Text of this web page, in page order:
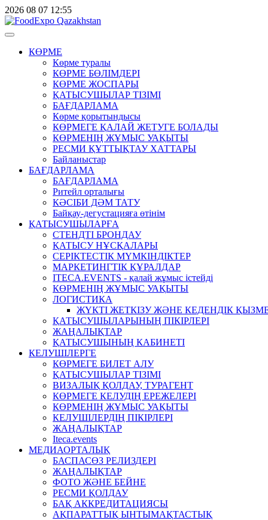
2026 08 07 12:55
КӨРМЕ
Көрме туралы
КӨРМЕ БӨЛІМДЕРІ
КӨРМЕ ЖОСПАРЫ
ҚАТЫСУШЫЛАР ТІЗІМІ
БАҒДАРЛАМА
Көрме қорытындысы
КӨРМЕГЕ ҚАЛАЙ ЖЕТУГЕ БОЛАДЫ
КӨРМЕНІҢ ЖҰМЫС УАҚЫТЫ
РЕСМИ ҚҰТТЫҚТАУ ХАТТАРЫ
Байланыстар
БАҒДАРЛАМА
БАҒДАРЛАМА
Ритейл орталығы
КӘСІБИ ДӘМ ТАТУ
Байқау-дегустацияға өтінім
ҚАТЫСУШЫЛАРҒА
СТЕНДТІ БРОНДАУ
ҚАТЫСУ НҰСҚАЛАРЫ
СЕРІКТЕСТІК МҮМКІНДІКТЕР
МАРКЕТИНГТІК ҚҰРАЛДАР
ITECA.EVENTS - қалай жұмыс істейді
КӨРМЕНІҢ ЖҰМЫС УАҚЫТЫ
ЛОГИСТИКА
ЖҮКТІ ЖЕТКІЗУ ЖӘНЕ КЕДЕНДІК
ҚАТЫСУШЫЛАРЫНЫҢ ПІКІРЛЕРІ
ЖАҢАЛЫҚТАР
ҚАТЫСУШЫНЫҢ КАБИНЕТІ
КЕЛУШІЛЕРГЕ
КӨРМЕГЕ БИЛЕТ АЛУ
ҚАТЫСУШЫЛАР ТІЗІМІ
ВИЗАЛЫҚ ҚОЛДАУ, ТУРАГЕНТ
КӨРМЕГЕ КЕЛУДІҢ ЕРЕЖЕЛЕРІ
КӨРМЕНІҢ ЖҰМЫС УАҚЫТЫ
КЕЛУШІЛЕРДІҢ ПІКІРЛЕРІ
ЖАҢАЛЫҚТАР
Iteca.events
МЕДИАОРТАЛЫҚ
БАСПАСӨЗ РЕЛИЗДЕРІ
ЖАҢАЛЫҚТАР
ФОТО ЖӘНЕ БЕЙНЕ
РЕСМИ ҚОЛДАУ
БАҚ АККРЕДИТАЦИЯСЫ
АҚПАРАТТЫҚ ЫНТЫМАҚТАСТЫҚ